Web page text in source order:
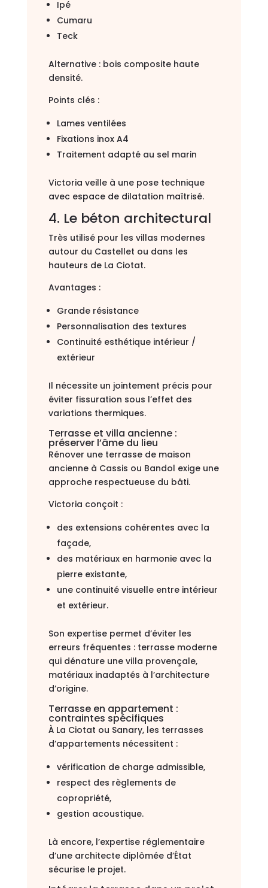
Ipé
Cumaru
Teck
Alternative : bois composite haute
densité.
Points clés :
Lames ventilées
Fixations inox A4
Traitement adapté au sel marin
Victoria veille à une pose technique
avec espace de dilatation maîtrisé.
4. Le béton architectural
Très utilisé pour les villas modernes
autour du Castellet ou dans les
hauteurs de La Ciotat.
Avantages :
Grande résistance
Personnalisation des textures
Continuité esthétique intérieur /
extérieur
Il nécessite un jointement précis pour
éviter fissuration sous l’effet des
variations thermiques.
Terrasse et villa ancienne :
préserver l’âme du lieu
Rénover une terrasse de maison
ancienne à Cassis ou Bandol exige une
approche respectueuse du bâti.
Victoria conçoit :
des extensions cohérentes avec la
façade,
des matériaux en harmonie avec la
pierre existante,
une continuité visuelle entre intérieur
et extérieur.
Son expertise permet d’éviter les
erreurs fréquentes : terrasse moderne
qui dénature une villa provençale,
matériaux inadaptés à l’architecture
d’origine.
Terrasse en appartement :
contraintes spécifiques
À La Ciotat ou Sanary, les terrasses
d’appartements nécessitent :
vérification de charge admissible,
respect des règlements de
copropriété,
gestion acoustique.
Là encore, l’expertise réglementaire
d’une architecte diplômée d’État
sécurise le projet.